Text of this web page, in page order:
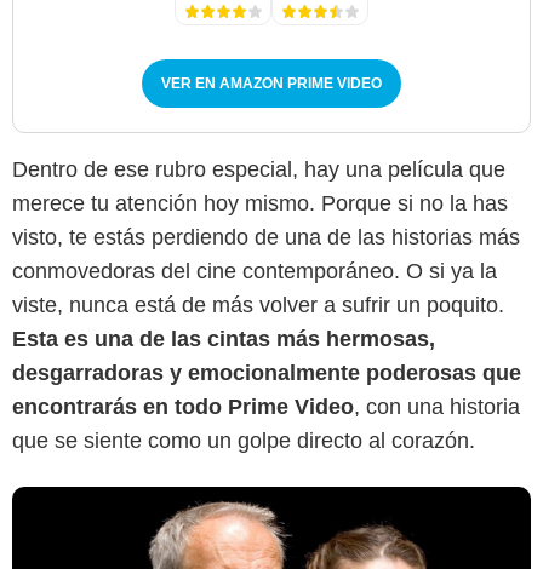
VER EN AMAZON PRIME VIDEO
Dentro de ese rubro especial, hay una película que
merece tu atención hoy mismo. Porque si no la has
visto, te estás perdiendo de una de las historias más
conmovedoras del cine contemporáneo. O si ya la
viste, nunca está de más volver a sufrir un poquito.
Esta es una de las cintas más hermosas,
desgarradoras y emocionalmente poderosas que
encontrarás en todo Prime Video, con una historia
que se siente como un golpe directo al corazón.
Prime Video